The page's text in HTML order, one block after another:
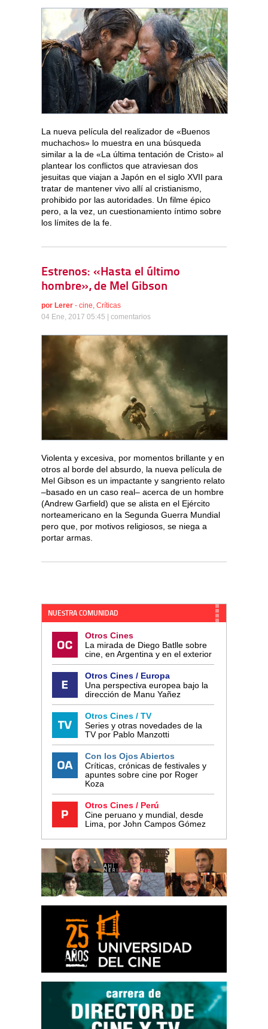
La nueva película del realizador de «Buenos
muchachos» lo muestra en una búsqueda
similar a la de «La última tentación de Cristo» al
plantear los conflictos que atraviesan dos
jesuitas que viajan a Japón en el siglo XVII para
tratar de mantener vivo allí al cristianismo,
prohibido por las autoridades. Un filme épico
pero, a la vez, un cuestionamiento íntimo sobre
los límites de la fe.
Estrenos: «Hasta el último
hombre», de Mel Gibson
por Lerer - cine Críticas
04 Ene, 2017 05:45 | comentarios
Violenta y excesiva, por momentos brillante y en
otros al borde del absurdo, la nueva película de
Mel Gibson es un impactante y sangriento relato
–basado en un caso real– acerca de un hombre
(Andrew Garfield) que se alista en el Ejército
norteamericano en la Segunda Guerra Mundial
pero que, por motivos religiosos, se niega a
portar armas.
NUESTRA COMUNIDAD
Otros Cines
La mirada de Diego Batlle sobre
cine, en Argentina y en el exterior
Otros Cines / Europa
Una perspectiva europea bajo la
dirección de Manu Yañez
Otros Cines / TV
Series y otras novedades de la
TV por Pablo Manzotti
Con los Ojos Abiertos
Críticas, crónicas de festivales y
apuntes sobre cine por Roger
Koza
Otros Cines / Perú
Cine peruano y mundial, desde
Lima, por John Campos Gómez